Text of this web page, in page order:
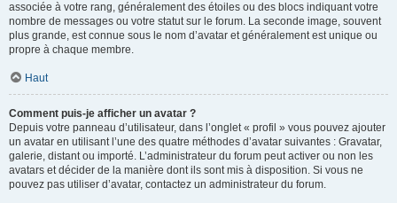
associée à votre rang, généralement des étoiles ou des blocs indiquant votre
nombre de messages ou votre statut sur le forum. La seconde image, souvent
plus grande, est connue sous le nom d’avatar et généralement est unique ou
propre à chaque membre.
Haut
Comment puis-je afficher un avatar ?
Depuis votre panneau d’utilisateur, dans l’onglet « profil » vous pouvez ajouter
un avatar en utilisant l’une des quatre méthodes d’avatar suivantes : Gravatar,
galerie, distant ou importé. L’administrateur du forum peut activer ou non les
avatars et décider de la manière dont ils sont mis à disposition. Si vous ne
pouvez pas utiliser d’avatar, contactez un administrateur du forum.